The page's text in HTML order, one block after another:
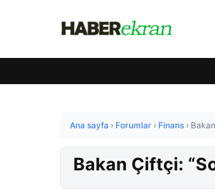
Ana sayfa › Forumlar › Finans ›
Bakan Çiftçi: